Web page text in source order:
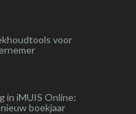
voor
in iMUIS Online:
boekjaar